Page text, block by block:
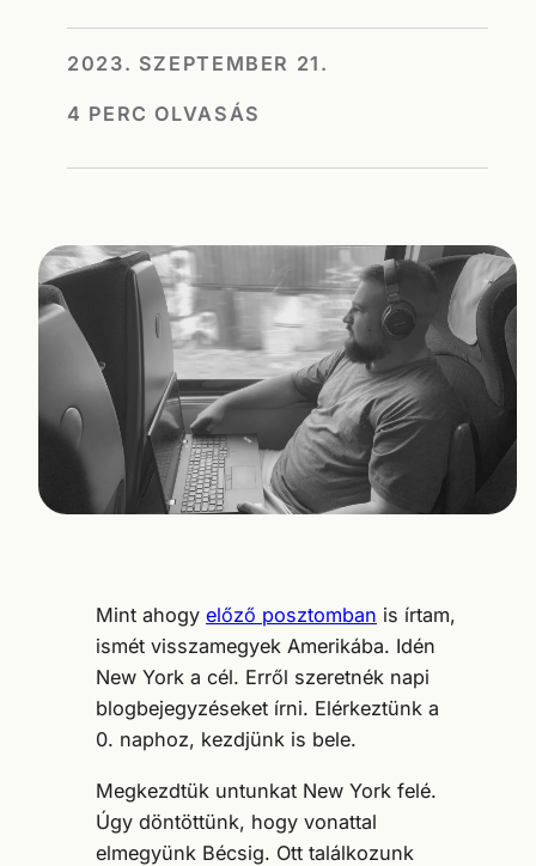
2023. SZEPTEMBER 21.
4 PERC OLVASÁS
Mint ahogy előző posztomban is írtam,
ismét visszamegyek Amerikába. Idén
New York a cél. Erről szeretnék napi
blogbejegyzéseket írni. Elérkeztünk a
0. naphoz, kezdjünk is bele.
Megkezdtük untunkat New York felé.
Úgy döntöttünk, hogy vonattal
elmegyünk Bécsig. Ott találkozunk